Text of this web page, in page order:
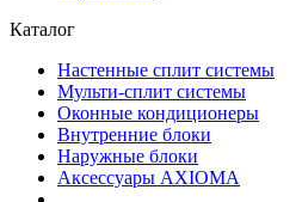
Каталог
Настенные сплит системы
Мульти-сплит системы
Оконные кондиционеры
Внутренние блоки
Наружные блоки
Аксессуары AXIOMA